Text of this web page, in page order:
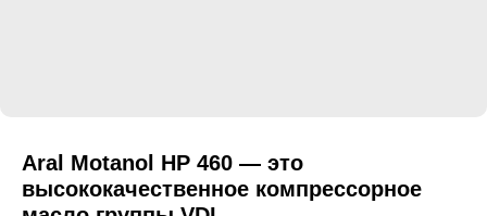
Aral Motanol HP 460 — это
высококачественное компрессорное